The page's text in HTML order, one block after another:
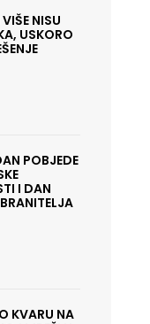
NISU
USKORO
POBJEDE
I DAN
KVARU NA